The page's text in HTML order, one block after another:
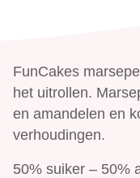
FunCakes
het uitrollen.
en amandelen en
verhoudingen.
50% suiker – 50%